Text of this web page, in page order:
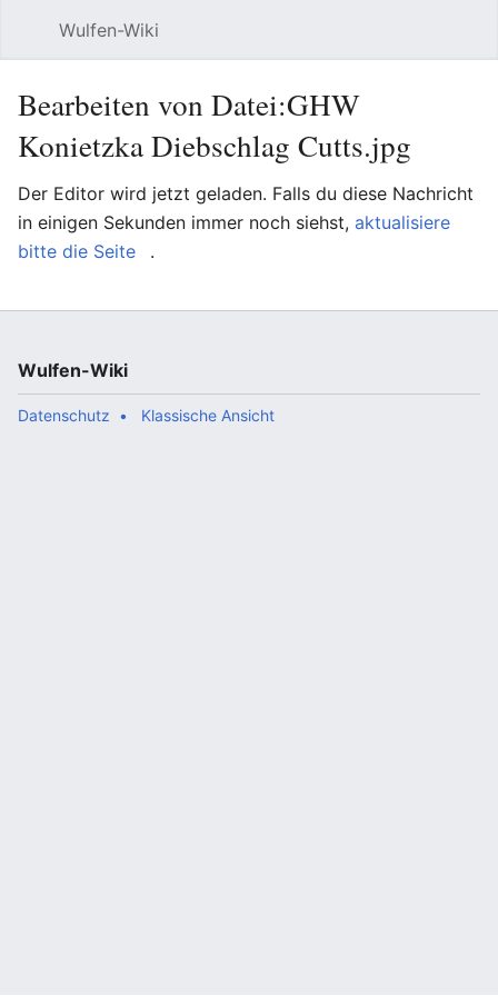
Wulfen-Wiki
Bearbeiten von Datei:GHW
Konietzka Diebschlag Cutts.jpg
Der Editor wird jetzt geladen. Falls du diese Nachricht
in einigen Sekunden immer noch siehst, aktualisiere
bitte die Seite
.
Wulfen-Wiki
Datenschutz Klassische Ansicht